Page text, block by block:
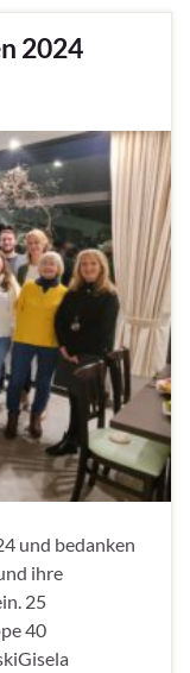
2024
und bedanken
ihre
25
40